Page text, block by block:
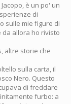
è un po' un
di
sulle mie figure di
da allora ho rivisto
altre storie che
sulla carta, il
Nero. Questo
di freddare
furbo: a